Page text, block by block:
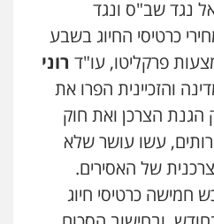
נגד שב"ס ונגד
כרטיסי החיוג בשבע
פרקליטו, עו"ד רוני
והזכיינית הפרו את
הצרכן ואת חוק
עשו עושר שלא
של האסירים.
חמישה כרטיסי חיוג